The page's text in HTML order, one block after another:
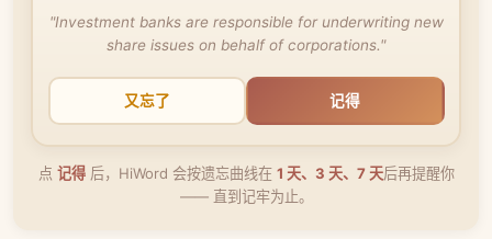
"Investment banks are responsible for underwriting new
share issues on behalf of corporations."
又忘了 记得
点 记得后，HiWord 会按遗忘曲线在 1 天、3 天、7 天后再提醒你
—— 直到记牢为止。